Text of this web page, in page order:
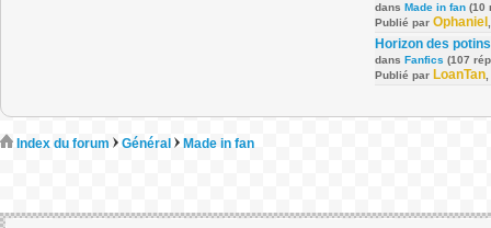
dans Made in fan (10
Publié par Ophaniel
Horizon des potins
dans Fanfics (107
Publié par LoanTan
Index du forum Général Made in fan